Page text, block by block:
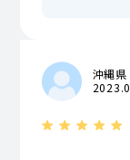
沖縄